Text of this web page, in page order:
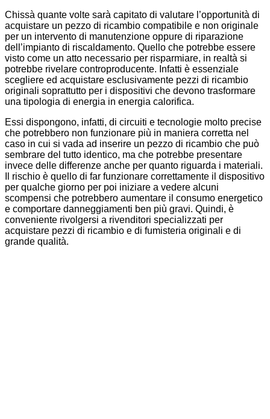
Chissà quante volte sarà capitato di valutare l’opportunità di
acquistare un pezzo di ricambio compatibile e non originale
per un intervento di manutenzione oppure di riparazione
dell’impianto di riscaldamento. Quello che potrebbe essere
visto come un atto necessario per risparmiare, in realtà si
potrebbe rivelare controproducente. Infatti è essenziale
scegliere ed acquistare esclusivamente pezzi di ricambio
originali soprattutto per i dispositivi che devono trasformare
una tipologia di energia in energia calorifica.
Essi dispongono, infatti, di circuiti e tecnologie molto precise
che potrebbero non funzionare più in maniera corretta nel
caso in cui si vada ad inserire un pezzo di ricambio che può
sembrare del tutto identico, ma che potrebbe presentare
invece delle differenze anche per quanto riguarda i materiali.
Il rischio è quello di far funzionare correttamente il dispositivo
per qualche giorno per poi iniziare a vedere alcuni
scompensi che potrebbero aumentare il consumo energetico
e comportare danneggiamenti ben più gravi. Quindi, è
conveniente rivolgersi a rivenditori specializzati per
acquistare pezzi di ricambio e di fumisteria originali e di
grande qualità.